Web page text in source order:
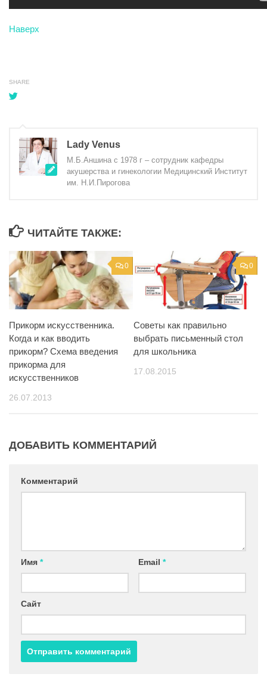
Наверх
SHARE
Lady Venus
М.Б.Аншина с 1978 г – сотрудник кафедры
акушерства и гинекологии Медицинский Институт
им. Н.И.Пирогова
ЧИТАЙТЕ ТАКЖЕ:
0
Прикорм искусственника.
Когда и как вводить
прикорм? Схема введения
прикорма для
искусственников
26.07.2013
0
Советы как правильно
выбрать письменный стол
для школьника
17.08.2015
ДОБАВИТЬ КОММЕНТАРИЙ
Комментарий
Имя * Email *
Сайт